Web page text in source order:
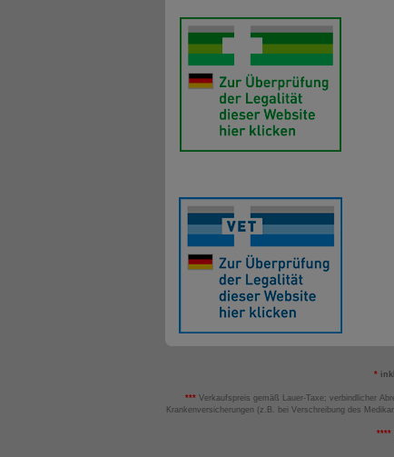
*
*** Verkaufspreis gemäß Lauer-Taxe; verbindlicher
Krankenversicherungen (z.B. bei Verschreibung des
****